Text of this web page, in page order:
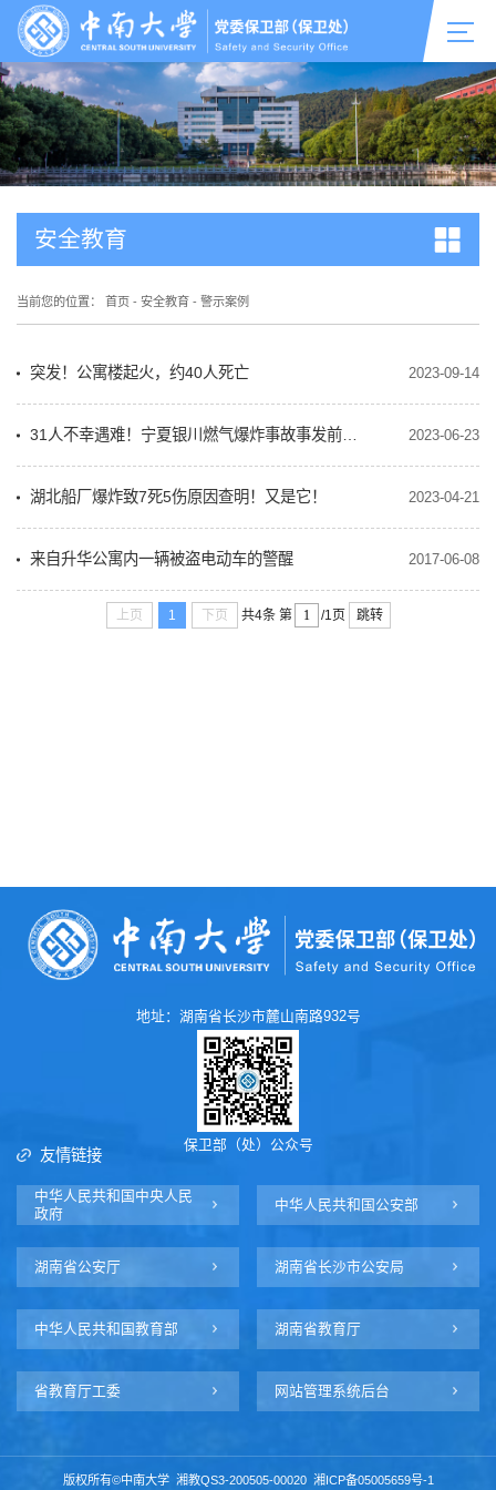
安全教育
当前您的位置： 首页 - 安全教育 - 警示案例
突发！公寓楼起火，约40人死亡 2023-09-14
2023-06-23
湖北船厂爆炸致7死5伤原因查明！又是它！ 2023-04-21
来自升华公寓内一辆被盗电动车的警醒 2017-06-08
上页 1 下页 共4条 第 /1页 跳转
地址：湖南省长沙市麓山南路932号
保卫部（处）公众号
友情链接
中华人民共和国中央人民
政府
中华人民共和国公安部
湖南省公安厅 湖南省长沙市公安局
中华人民共和国教育部 湖南省教育厅
省教育厅工委 网站管理系统后台
版权所有©中南大学 湘教QS3-200505-00020 湘ICP备05005659号-1